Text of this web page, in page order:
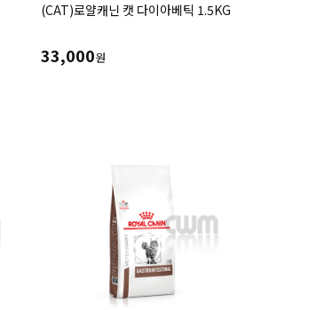
(CAT)로얄캐닌 캣 다이아베틱 1.5KG
33,000원